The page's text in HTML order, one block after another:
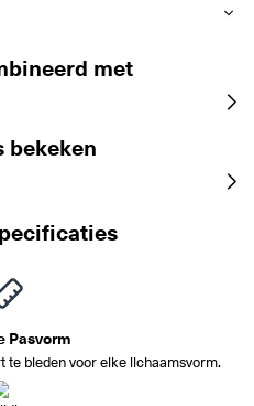
met
bekeken
Pasvorm
bieden voor elke lichaamsvorm.